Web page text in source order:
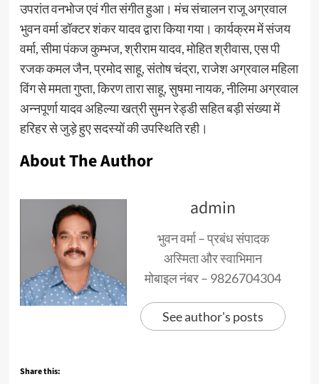
उपरांत वनभोज एवं गीत संगीत हुआ। मंच संचालन राजू अग्रवाल
भुवन वर्मा डॉक्टर शंकर यादव द्वारा किया गया। कार्यक्रम में संजय
वर्मा, सीमा पंकज कुम्भज, श्रीराम यादव, मोहित श्रीवास, एस पी
रजक कमल जैन, प्रमोद साहू, संतोष चंद्रा, राजेश अग्रवाल महिला
विंग से ममता गुप्ता, किरण तारा साहू, सुषमा नायक, नीलिमा अग्रवाल
अन्नपूर्णा यादव अहिल्या खत्री सुमन रेड्डी सहित बड़ी संख्या में
हरिहर से जुड़े हुए सदस्यों की उपस्थिति रही।
About The Author
admin
भुवन वर्मा – प्रबंध संपादक
अस्मिता और स्वाभिमान
मोबाइल नंबर – 9826704304
See author's posts
Share this: